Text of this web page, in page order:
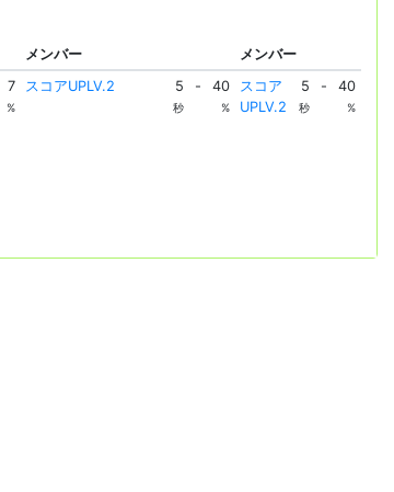
メンバー
メンバー
7
%
スコアUPLV.2 5
秒
- 40
%
スコア
UPLV.2
5
秒
- 40
%